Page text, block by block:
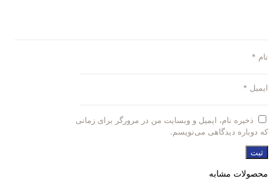
نام *
ایمیل *
ذخیره نام، ایمیل و وبسایت من در مرورگر برای زمانی
که دوباره دیدگاهی می‌نویسم.
محصولات مشابه